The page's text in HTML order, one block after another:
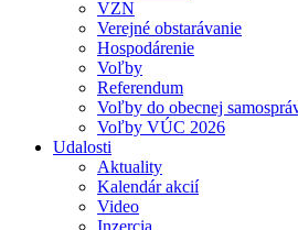
VZN
Verejné obstarávanie
Hospodárenie
Voľby
Referendum
Voľby do obecnej
Voľby VÚC 2026
Udalosti
Aktuality
Kalendár akcií
Video
Inzercia